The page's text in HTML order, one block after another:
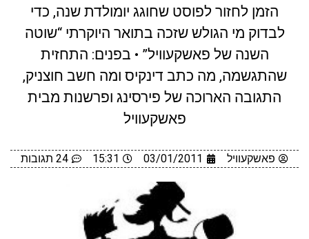
הזמן לחזור לפוסט שחוגג יומולדת שנה, כדי
לבדוק מי הגולש שזכה בתואר היוקרתי “שוטה
השנה של פאשקעוויל” • בפנים: התחזית
שהתגשמה, מה כתב דינקיס ומה חשב חוצניק,
התגובה הארוכה של פירסינג ופרשנות מבית
פאשקעוויל
פאשקעוויל 03/01/2011
15:31 24 תגובות